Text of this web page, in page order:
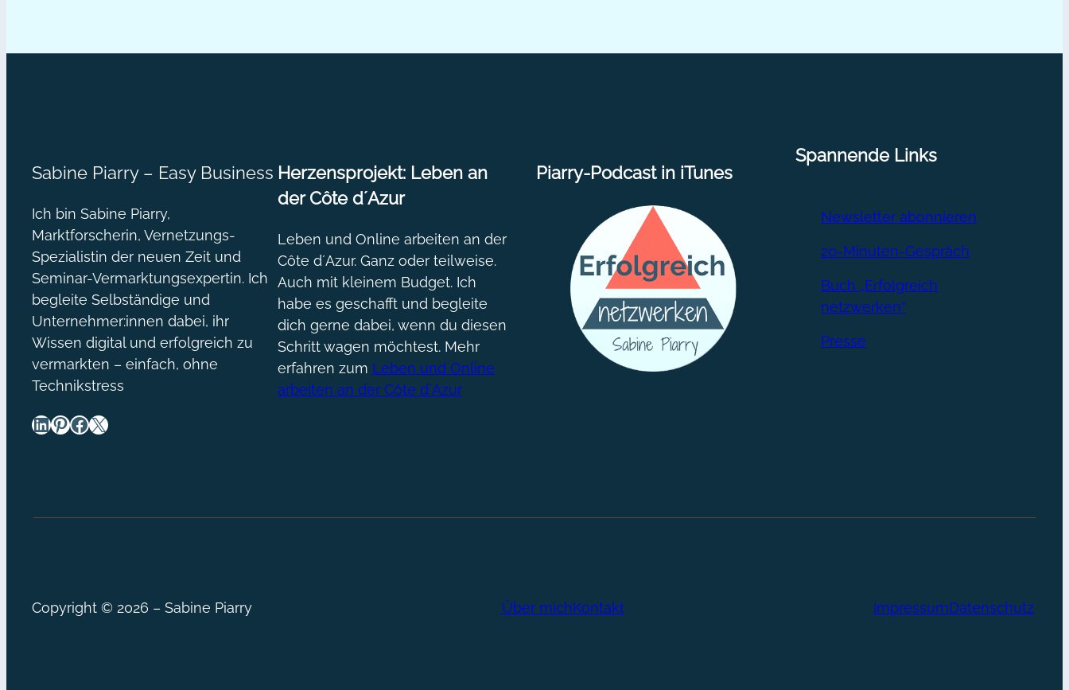
Sabine Piarry – Easy Business
Ich bin Sabine Piarry,
Marktforscherin, Vernetzungs-
Spezialistin der neuen Zeit und
Seminar-Vermarktungsexpertin. Ich
begleite Selbständige und
Unternehmer:innen dabei, ihr
Wissen digital und erfolgreich zu
vermarkten – einfach, ohne
Technikstress
LinkedIn Pinterest Facebook X
Herzensprojekt: Leben an
der Côte d´Azur
Leben und Online arbeiten an der
Côte d´Azur. Ganz oder teilweise.
Auch mit kleinem Budget. Ich
habe es geschafft und begleite
dich gerne dabei, wenn du diesen
Schritt wagen möchtest. Mehr
erfahren zum Leben und Online
arbeiten an der Côte d´Azur
Piarry-Podcast in iTunes
Spannende Links
Newsletter abonnieren
20-Minuten-Gespräch
Buch „Erfolgreich
netzwerken“
Presse
Copyright © 2026 – Sabine Piarry Über michKontakt ImpressumDatenschutz